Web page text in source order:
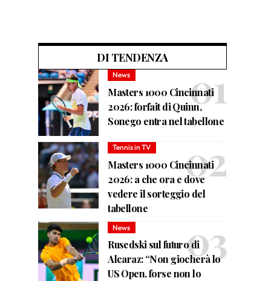
DI TENDENZA
News
Masters 1000 Cincinnati
2026: forfait di Quinn,
Sonego entra nel tabellone
Tennis in TV
Masters 1000 Cincinnati
2026: a che ora e dove
vedere il sorteggio del
tabellone
News
Rusedski sul futuro di
Alcaraz: “Non giocherà lo
US Open, forse non lo